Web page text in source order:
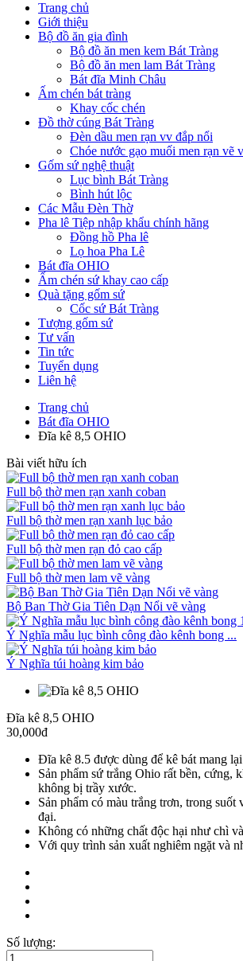
Trang chủ
Giới thiệu
Bộ đồ ăn gia đình
Bộ đồ ăn men kem Bát Tràng
Bộ đồ ăn men lam Bát Tràng
Bát đĩa Minh Châu
Ấm chén bát tràng
Khay cốc chén
Đồ thờ cúng Bát Tràng
Đèn dầu men rạn vv đắp nổi
Chóe nước gạo muối men rạn vẽ
Gốm sứ nghệ thuật
Lục bình Bát Tràng
Bình hút lộc
Các Mẫu Đèn Thờ
Pha lê Tiệp nhập khẩu chính hãng
Đồng hồ Pha lê
Lọ hoa Pha Lê
Bát đĩa OHIO
Ấm chén sứ khay cao cấp
Quà tặng gốm sứ
Cốc sứ Bát Tràng
Tượng gốm sứ
Tư vấn
Tin tức
Tuyển dụng
Liên hệ
Trang chủ
Bát đĩa OHIO
Đĩa kê 8,5 OHIO
Bài viết hữu ích
Full bộ thờ men rạn xanh coban
Full bộ thờ men rạn xanh lục bảo
Full bộ thờ men rạn đỏ cao cấp
Full bộ thờ men lam vẽ vàng
Bộ Ban Thờ Gia Tiên Dạn Nổi vẽ vàng
Ý Nghĩa mẫu lục bình công đào kênh bong ...
Ý Nghĩa túi hoàng kim bảo
Đĩa kê 8,5 OHIO
30,000đ
Đĩa kê 8.5 được dùng để kê bát mang
Sản phẩm sứ trắng Ohio rất bền, cứng,
không bị trầy xước.
Sản phẩm có màu trắng trơn, trong
đại.
Không có những chất độc hại như chì
Với quy trình sản xuất nghiêm ngặt và
Số lượng: